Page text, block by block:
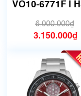
VO10-6771F |
42mm | Mã số
6.000.000₫
3.150.000₫